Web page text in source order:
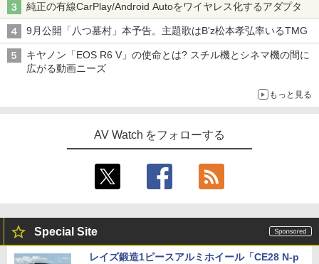
純正の有線CarPlay/Android Autoをワイヤレス化するアダプタ
9月公開「八つ墓村」本予告。主題歌はB'z松本孝弘率いるTMG
キヤノン「EOS R6 V」の使命とは? スチル機とシネマ機の間に
広がる動画ニーズ
もっと見る
AV Watch をフォローする
Special Site
レイズ鍛造1ピースアルミホイール「CE28 N-p